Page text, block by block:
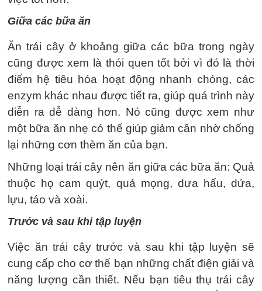
Giữa các bữa ăn
Ăn trái cây ở khoảng giữa các bữa trong ngày
cũng được xem là thói quen tốt bởi vì đó là thời
điểm hệ tiêu hóa hoạt động nhanh chóng, các
enzym khác nhau được tiết ra, giúp quá trình này
diễn ra dễ dàng hơn. Nó cũng được xem như
một bữa ăn nhẹ có thể giúp giảm cân nhờ chống
lại những cơn thèm ăn của bạn.
Những loại trái cây nên ăn giữa các bữa ăn: Quả
thuộc họ cam quýt, quả mọng, dưa hấu, dứa,
lựu, táo và xoài.
Trước và sau khi tập luyện
Việc ăn trái cây trước và sau khi tập luyện sẽ
cung cấp cho cơ thể bạn những chất điện giải và
năng lượng cần thiết. Nếu bạn tiêu thụ trái cây